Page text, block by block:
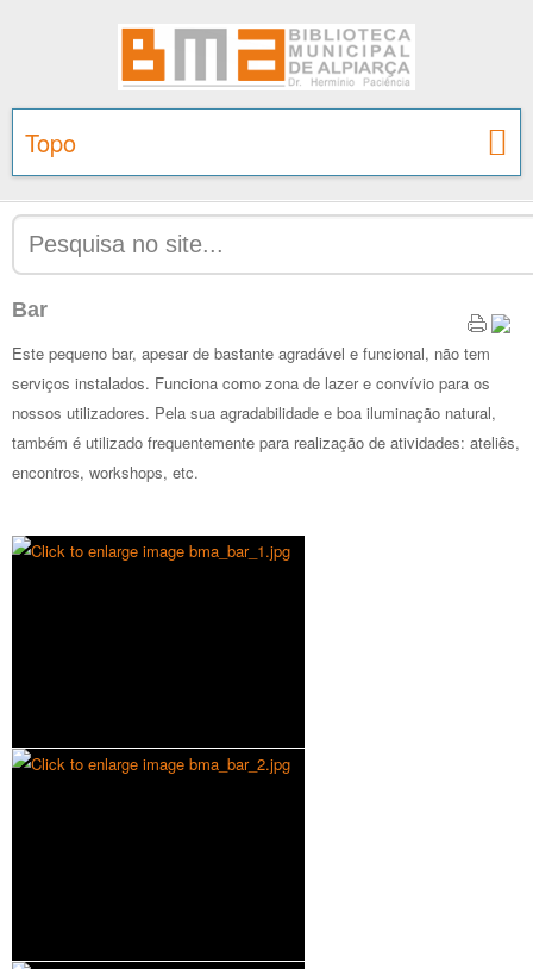
Topo
Bar
Este pequeno bar, apesar de bastante agradável e funcional, não tem
serviços instalados. Funciona como zona de lazer e convívio para os
nossos utilizadores. Pela sua agradabilidade e boa iluminação natural,
também é utilizado frequentemente para realização de atividades: ateliês,
encontros, workshops, etc.